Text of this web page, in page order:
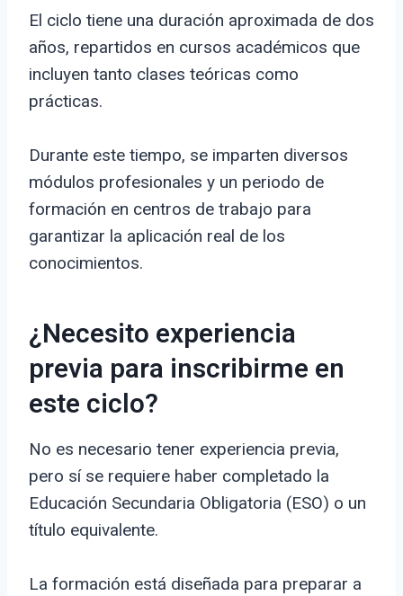
El ciclo tiene una duración aproximada de dos
años, repartidos en cursos académicos que
incluyen tanto clases teóricas como
prácticas.
Durante este tiempo, se imparten diversos
módulos profesionales y un periodo de
formación en centros de trabajo para
garantizar la aplicación real de los
conocimientos.
¿Necesito experiencia
previa para inscribirme en
este ciclo?
No es necesario tener experiencia previa,
pero sí se requiere haber completado la
Educación Secundaria Obligatoria (ESO) o un
título equivalente.
La formación está diseñada para preparar a